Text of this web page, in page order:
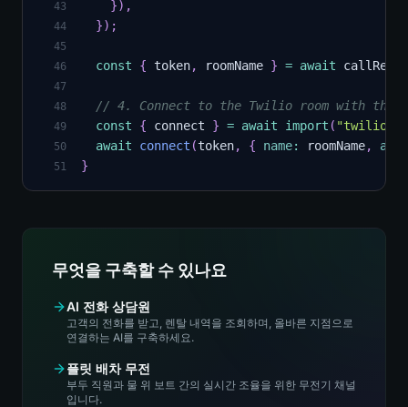
43 }) ,
44 }) ;
45
46
const { token, roomName } = await callRes
47
48
// 4. Connect to the Twilio room with the
49 const { connect } = await import ( "twilio-
50 await connect (token, { name: roomName,
51 }
무엇을 구축할 수 있나요
AI 전화 상담원
고객의 전화를 받고, 렌탈 내역을 조회하며, 올바른 지점으로
연결하는 AI를 구축하세요.
플릿 배차 무전
부두 직원과 물 위 보트 간의 실시간 조율을 위한 무전기 채널
입니다.